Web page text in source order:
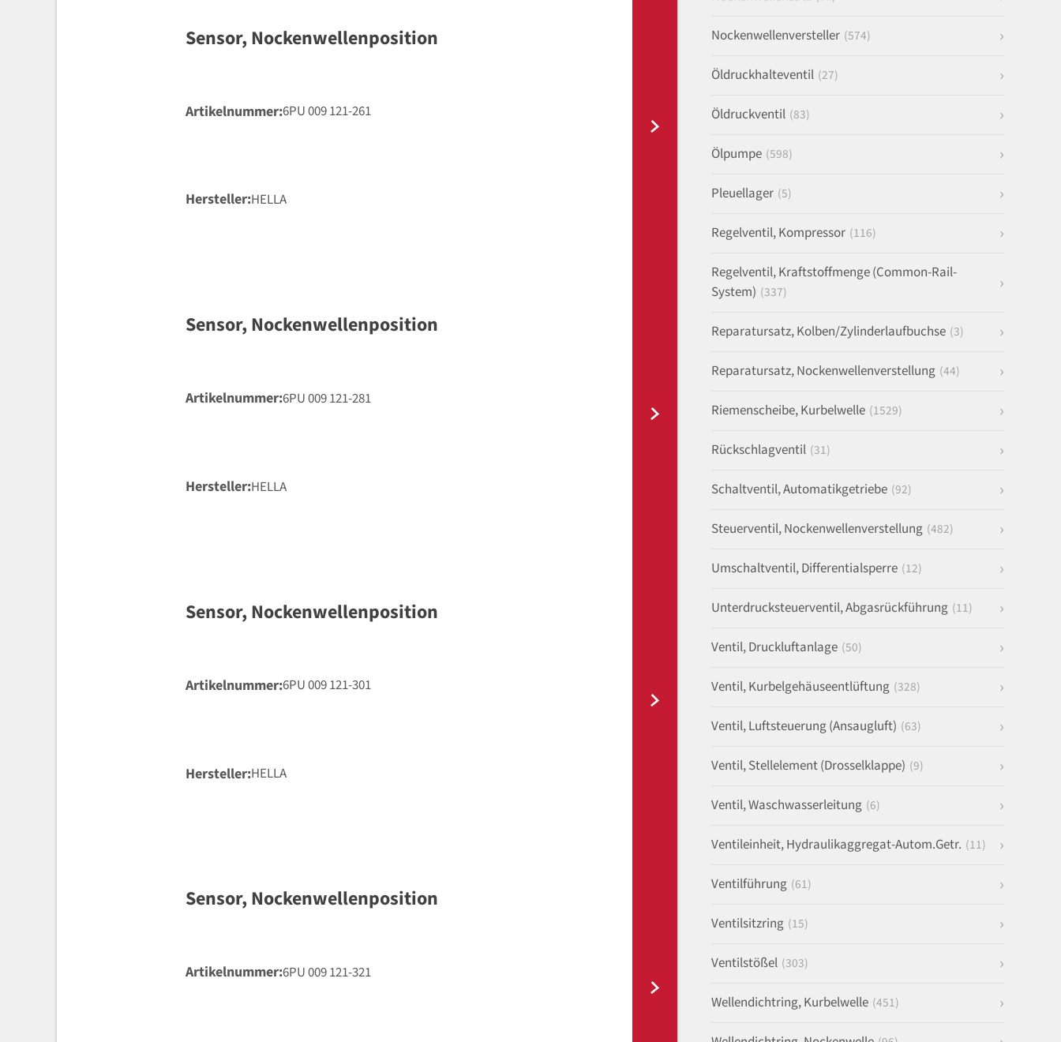
Sensor, Nockenwellenposition
Artikelnummer 6PU 009 121-261
Hersteller HELLA
Sensor, Nockenwellenposition
Artikelnummer 6PU 009 121-281
Hersteller HELLA
Sensor, Nockenwellenposition
Artikelnummer 6PU 009 121-301
Hersteller HELLA
Sensor, Nockenwellenposition
Artikelnummer 6PU 009 121-321
Nockenwellenversteller (574)
Öldruckhalteventil (27)
Öldruckventil (83)
Ölpumpe (598)
Pleuellager (5)
Regelventil, Kompressor (116)
Regelventil, Kraftstoffmenge (Common-Rail-
System) (337)
Reparatursatz, Kolben/Zylinderlaufbuchse (3)
Reparatursatz, Nockenwellenverstellung (44)
Riemenscheibe, Kurbelwelle (1529)
Rückschlagventil (31)
Schaltventil, Automatikgetriebe (92)
Steuerventil, Nockenwellenverstellung (482)
Umschaltventil, Differentialsperre (12)
Unterdrucksteuerventil, Abgasrückführung (11)
Ventil, Druckluftanlage (50)
Ventil, Kurbelgehäuseentlüftung (328)
Ventil, Luftsteuerung (Ansaugluft) (63)
Ventil, Stellelement (Drosselklappe) (9)
Ventil, Waschwasserleitung (6)
Ventileinheit, Hydraulikaggregat-Autom.Getr. (11)
Ventilführung (61)
Ventilsitzring (15)
Ventilstößel (303)
Wellendichtring, Kurbelwelle (451)